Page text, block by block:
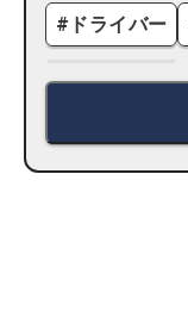
# ドライバー